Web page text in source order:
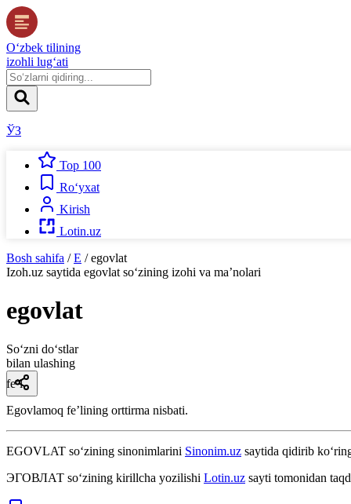
O‘zbek tilining
izohli lug‘ati
ЎЗ
Top 100
Ro‘yxat
Kirish
Lotin.uz
Bosh sahifa / E / egovlat
Izoh.uz saytida egovlat so‘zining izohi va ma’nolari
egovlat
So‘zni do‘stlar
bilan ulashing
fe’l
Egovlamoq feʼlining orttirma nisbati.
EGOVLAT so‘zining sinonimlarini Sinonim.uz saytida qidirib
ЭГОВЛАТ so‘zining kirillcha yozilishi Lotin.uz sayti tomonidan